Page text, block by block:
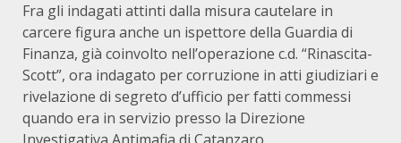
Fra gli indagati attinti dalla misura cautelare in
carcere figura anche un ispettore della Guardia di
Finanza, già coinvolto nell’operazione c.d. “Rinascita-
Scott”, ora indagato per corruzione in atti giudiziari e
rivelazione di segreto d’ufficio per fatti commessi
quando era in servizio presso la Direzione